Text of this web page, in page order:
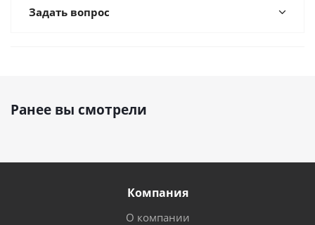
Задать вопрос
Ранее вы смотрели
Компания
О компании